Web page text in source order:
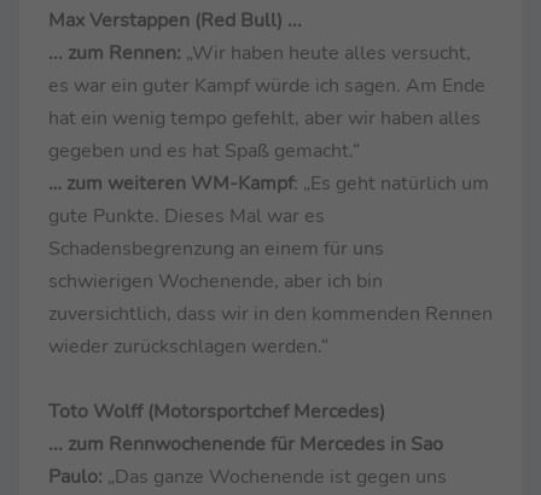
Max Verstappen (Red Bull) ...
... zum Rennen: „Wir haben heute alles versucht,
es war ein guter Kampf würde ich sagen. Am Ende
hat ein wenig tempo gefehlt, aber wir haben alles
gegeben und es hat Spaß gemacht.“
… zum weiteren WM-Kampf: „Es geht natürlich um
gute Punkte. Dieses Mal war es
Schadensbegrenzung an einem für uns
schwierigen Wochenende, aber ich bin
zuversichtlich, dass wir in den kommenden Rennen
wieder zurückschlagen werden.“
Toto Wolff (Motorsportchef Mercedes)
... zum Rennwochenende für Mercedes in Sao
Paulo: „Das ganze Wochenende ist gegen uns